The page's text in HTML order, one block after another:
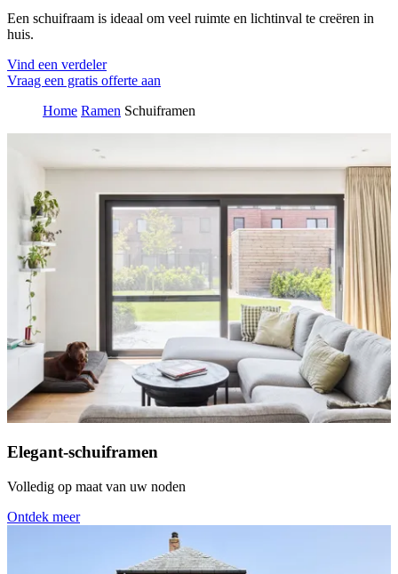
Een schuifraam is ideaal om veel ruimte en lichtinval te creëren in
huis.
Vind een verdeler
Vraag een gratis offerte aan
Home Ramen Schuiframen
Elegant-schuiframen
Volledig op maat van uw noden
Ontdek meer